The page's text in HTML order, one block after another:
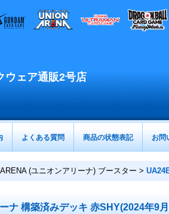
ウェア通販2号店
よくある質問 商品の状態表記 お問
(ユニオンアリーナ) ブースター >
ナ 構築済みデッキ 赤SHY(2024年9